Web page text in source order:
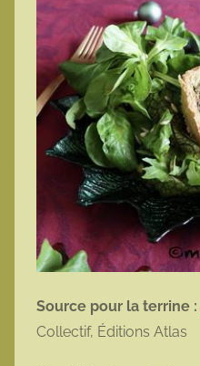
Source pour la terrine :
Collectif, Éditions Atlas